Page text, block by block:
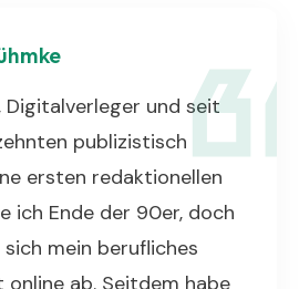
Digitalverleger und seit
publizistisch
ersten redaktionellen
ich Ende der 90er, doch
mein berufliches
ab. Seitdem habe